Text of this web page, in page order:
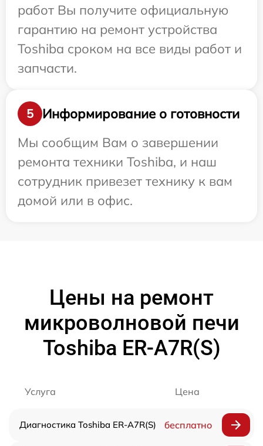
работ Вы получите официальную
гарантию на ремонт устройства
Toshiba сроком на все виды работ и
запчасти.
5
Информирование о готовности
Мы сообщим Вам о завершении
ремонта техники Toshiba, и наш
сотрудник привезет технику к вам
домой или в офис.
Цены на ремонт
микроволновой печи
Toshiba ER-A7R(S)
Услуга Цена
Диагностика Toshiba ER-A7R(S) бесплатно